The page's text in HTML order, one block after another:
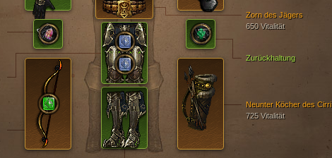
Neunter Köcher des Cirri
725 Vitalität
Zorn des Jägers
650 Vitalität
Zurückhaltung